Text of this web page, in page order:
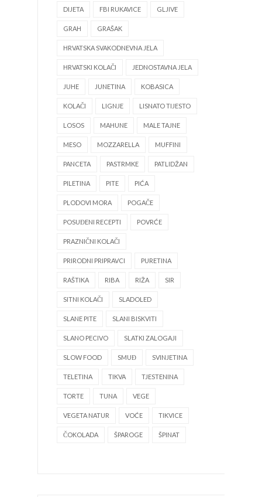
DIJETA FBI RUKAVICE GLJIVE
GRAH GRAŠAK
HRVATSKA SVAKODNEVNA JELA
HRVATSKI KOLAČI JEDNOSTAVNA JELA
JUHE JUNETINA KOBASICA
KOLAČI LIGNJE LISNATO TIJESTO
LOSOS MAHUNE MALE TAJNE
MESO MOZZARELLA MUFFINI
PANCETA PASTRMKE PATLIDŽAN
PILETINA PITE PIĆA
PLODOVI MORA POGAČE
POSUĐENI RECEPTI POVRĆE
PRAZNIČNI KOLAČI
PRIRODNI PRIPRAVCI PURETINA
RAŠTIKA RIBA RIŽA SIR
SITNI KOLAČI SLADOLED
SLANE PITE SLANI BISKVITI
SLANO PECIVO SLATKI ZALOGAJI
SLOW FOOD SMUĐ SVINJETINA
TELETINA TIKVA TJESTENINA
TORTE TUNA VEGE
VEGETA NATUR VOĆE TIKVICE
ČOKOLADA ŠPAROGE ŠPINAT